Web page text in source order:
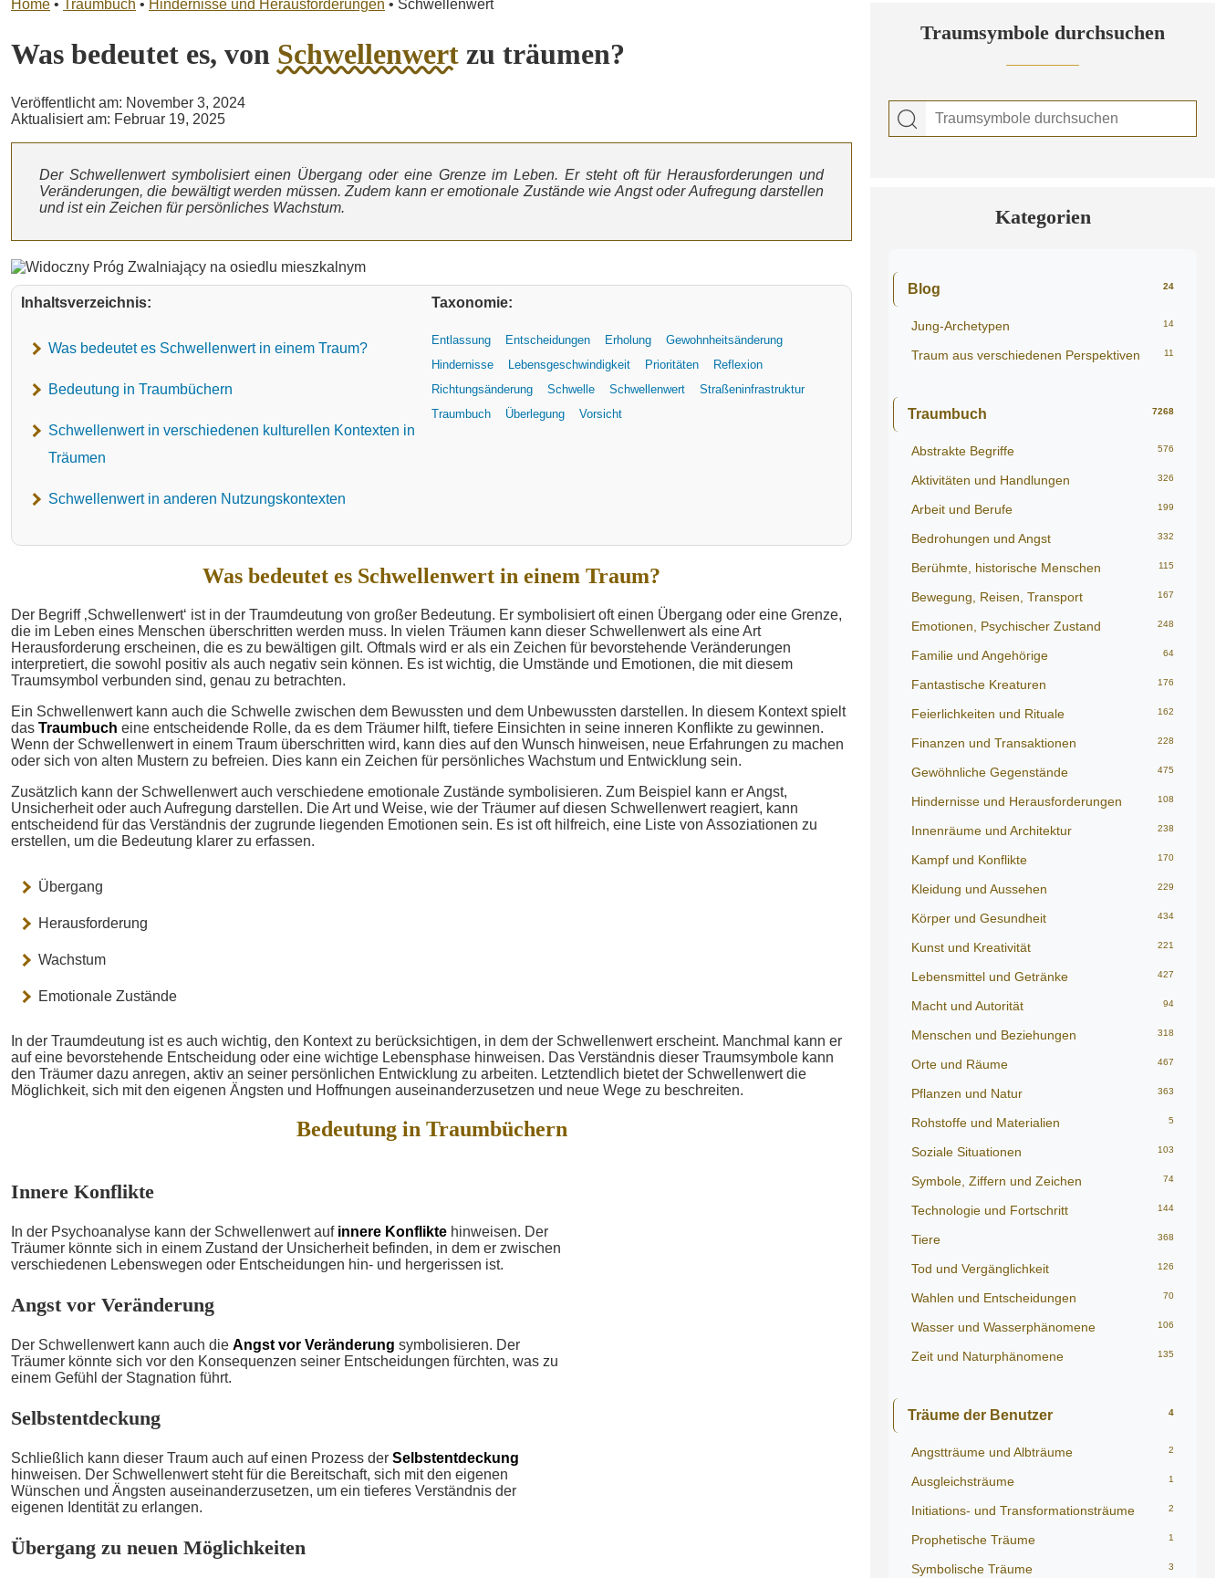
Home • Traumbuch • Hindernisse und Herausforderungen • Schwellenwert
Was bedeutet es, von Schwellenwert zu träumen?
Veröffentlicht am: November 3, 2024
Aktualisiert am: Februar 19, 2025
Der Schwellenwert symbolisiert einen Übergang oder eine Grenze im Leben. Er steht oft für Herausforderungen und
Veränderungen, die bewältigt werden müssen. Zudem kann er emotionale Zustände wie Angst oder Aufregung darstellen
und ist ein Zeichen für persönliches Wachstum.
Inhaltsverzeichnis:
Was bedeutet es Schwellenwert in einem Traum?
Bedeutung in Traumbüchern
Schwellenwert in verschiedenen kulturellen Kontexten in
Träumen
Schwellenwert in anderen Nutzungskontexten
Taxonomie:
Entlassung Entscheidungen Erholung
Gewohnheitsänderung
Hindernisse
Lebensgeschwindigkeit Prioritäten
Reflexion
Richtungsänderung
Schwelle Schwellenwert
Straßeninfrastruktur
Traumbuch
Überlegung Vorsicht
Was bedeutet es Schwellenwert in einem Traum?
Der Begriff ‚Schwellenwert‘ ist in der Traumdeutung von großer Bedeutung. Er symbolisiert oft einen Übergang oder eine Grenze,
die im Leben eines Menschen überschritten werden muss. In vielen Träumen kann dieser Schwellenwert als eine Art
Herausforderung erscheinen, die es zu bewältigen gilt. Oftmals wird er als ein Zeichen für bevorstehende Veränderungen
interpretiert, die sowohl positiv als auch negativ sein können. Es ist wichtig, die Umstände und Emotionen, die mit diesem
Traumsymbol verbunden sind, genau zu betrachten.
Ein Schwellenwert kann auch die Schwelle zwischen dem Bewussten und dem Unbewussten darstellen. In diesem Kontext spielt
das Traumbuch eine entscheidende Rolle, da es dem Träumer hilft, tiefere Einsichten in seine inneren Konflikte zu gewinnen.
Wenn der Schwellenwert in einem Traum überschritten wird, kann dies auf den Wunsch hinweisen, neue Erfahrungen zu machen
oder sich von alten Mustern zu befreien. Dies kann ein Zeichen für persönliches Wachstum und Entwicklung sein.
Zusätzlich kann der Schwellenwert auch verschiedene emotionale Zustände symbolisieren. Zum Beispiel kann er Angst,
Unsicherheit oder auch Aufregung darstellen. Die Art und Weise, wie der Träumer auf diesen Schwellenwert reagiert, kann
entscheidend für das Verständnis der zugrunde liegenden Emotionen sein. Es ist oft hilfreich, eine Liste von Assoziationen zu
erstellen, um die Bedeutung klarer zu erfassen.
Übergang
Herausforderung
Wachstum
Emotionale Zustände
In der Traumdeutung ist es auch wichtig, den Kontext zu berücksichtigen, in dem der Schwellenwert erscheint. Manchmal kann er
auf eine bevorstehende Entscheidung oder eine wichtige Lebensphase hinweisen. Das Verständnis dieser Traumsymbole kann
den Träumer dazu anregen, aktiv an seiner persönlichen Entwicklung zu arbeiten. Letztendlich bietet der Schwellenwert die
Möglichkeit, sich mit den eigenen Ängsten und Hoffnungen auseinanderzusetzen und neue Wege zu beschreiten.
Bedeutung in Traumbüchern
Innere Konflikte
In der Psychoanalyse kann der Schwellenwert auf innere Konflikte hinweisen. Der
Träumer könnte sich in einem Zustand der Unsicherheit befinden, in dem er zwischen
verschiedenen Lebenswegen oder Entscheidungen hin- und hergerissen ist.
Angst vor Veränderung
Der Schwellenwert kann auch die Angst vor Veränderung symbolisieren. Der
Träumer könnte sich vor den Konsequenzen seiner Entscheidungen fürchten, was zu
einem Gefühl der Stagnation führt.
Selbstentdeckung
Schließlich kann dieser Traum auch auf einen Prozess der Selbstentdeckung
hinweisen. Der Schwellenwert steht für die Bereitschaft, sich mit den eigenen
Wünschen und Ängsten auseinanderzusetzen, um ein tieferes Verständnis der
eigenen Identität zu erlangen.
Übergang zu neuen Möglichkeiten
Traumsymbole durchsuchen
Kategorien
Blog 24
Jung-Archetypen 14
Traum aus verschiedenen Perspektiven 11
Traumbuch 7268
Abstrakte Begriffe 576
Aktivitäten und Handlungen 326
Arbeit und Berufe 199
Bedrohungen und Angst 332
Berühmte, historische Menschen 115
Bewegung, Reisen, Transport 167
Emotionen, Psychischer Zustand 248
Familie und Angehörige 64
Fantastische Kreaturen 176
Feierlichkeiten und Rituale 162
Finanzen und Transaktionen 228
Gewöhnliche Gegenstände 475
Hindernisse und Herausforderungen 108
Innenräume und Architektur 238
Kampf und Konflikte 170
Kleidung und Aussehen 229
Körper und Gesundheit 434
Kunst und Kreativität 221
Lebensmittel und Getränke 427
Macht und Autorität 94
Menschen und Beziehungen 318
Orte und Räume 467
Pflanzen und Natur 363
Rohstoffe und Materialien 5
Soziale Situationen 103
Symbole, Ziffern und Zeichen 74
Technologie und Fortschritt 144
Tiere 368
Tod und Vergänglichkeit 126
Wahlen und Entscheidungen 70
Wasser und Wasserphänomene 106
Zeit und Naturphänomene 135
Träume der Benutzer 4
Angstträume und Albträume 2
Ausgleichsträume 1
Initiations- und Transformationsträume 2
Prophetische Träume 1
Symbolische Träume 3